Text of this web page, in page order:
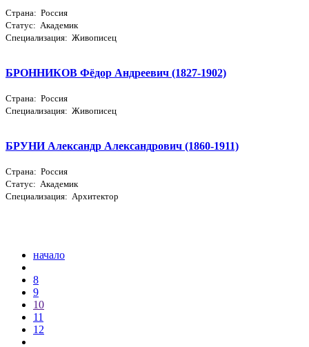
Страна: Россия
Статус: Академик
Специализация: Живописец
БРОННИКОВ Фёдор Андреевич (1827-1902)
Страна: Россия
Специализация: Живописец
БРУНИ Александр Александрович (1860-1911)
Страна: Россия
Статус: Академик
Специализация: Архитектор
начало
8
9
10
11
12